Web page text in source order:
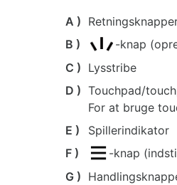
A )
B )
-knap
C ) Lysstribe
D ) Touchpad/
For at bruge
E )
Spillerindikator
F )
-knap
G )